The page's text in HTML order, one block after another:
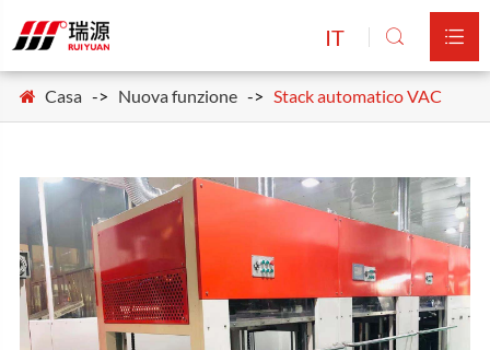
IT  
Casa Nuova funzione Stack automatico VAC